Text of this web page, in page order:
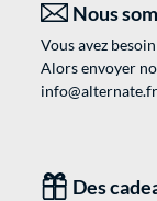
Nous
Vous avez
Alors envoyer
info@alternate.fr
Des